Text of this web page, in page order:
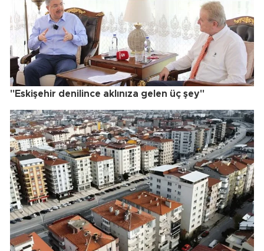
"Eskişehir denilince aklınıza gelen üç şey"